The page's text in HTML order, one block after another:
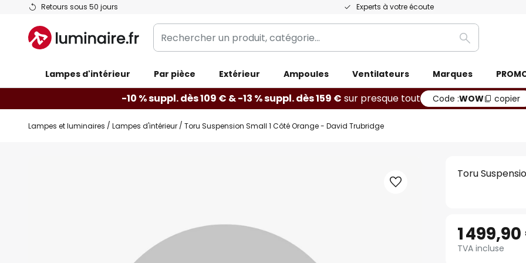
Retours sous 50 jours Experts à votre écoute
Allez
contenu
Rechercher
un
catégorie...
Rechercher
Lampes d'intérieur Par pièce Extérieur Ampoules Ventilateurs Marques
-10 % suppl. dès 109 € & -13 % suppl. dès 159 € sur presque tout Code :WOW copier
Lampes et luminaires Lampes d'intérieur Toru Suspension Small 1 Côté Orange - David Trubridge
Toru
1
TVA incluse